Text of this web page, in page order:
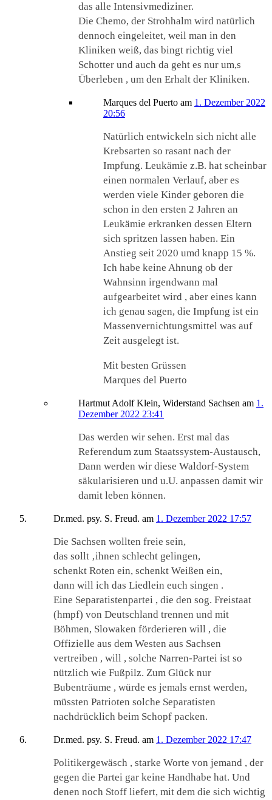
das alle Intensivmediziner.
Die Chemo, der Strohhalm wird natürlich
dennoch eingeleitet, weil man in den
Kliniken weiß, das bingt richtig viel
Schotter und auch da geht es nur um,s
Überleben , um den Erhalt der Kliniken.
Marques del Puerto am 1. Dezember 2022
20:56
Natürlich entwickeln sich nicht alle
Krebsarten so rasant nach der
Impfung. Leukämie z.B. hat scheinbar
einen normalen Verlauf, aber es
werden viele Kinder geboren die
schon in den ersten 2 Jahren an
Leukämie erkranken dessen Eltern
sich spritzen lassen haben. Ein
Anstieg seit 2020 umd knapp 15 %.
Ich habe keine Ahnung ob der
Wahnsinn irgendwann mal
aufgearbeitet wird , aber eines kann
ich genau sagen, die Impfung ist ein
Massenvernichtungsmittel was auf
Zeit ausgelegt ist.
Mit besten Grüssen
Marques del Puerto
Hartmut Adolf Klein, Widerstand Sachsen am 1.
Dezember 2022 23:41
Das werden wir sehen. Erst mal das
Referendum zum Staatssystem-Austausch,
Dann werden wir diese Waldorf-System
säkularisieren und u.U. anpassen damit wir
damit leben können.
Dr.med. psy. S. Freud. am 1. Dezember 2022 17:57
Die Sachsen wollten freie sein,
das sollt ‚ihnen schlecht gelingen,
schenkt Roten ein, schenkt Weißen ein,
dann will ich das Liedlein euch singen .
Eine Separatistenpartei , die den sog. Freistaat
(hmpf) von Deutschland trennen und mit
Böhmen, Slowaken förderieren will , die
Offizielle aus dem Westen aus Sachsen
vertreiben , will , solche Narren-Partei ist so
nützlich wie Fußpilz. Zum Glück nur
Bubenträume , würde es jemals ernst werden,
müssten Patrioten solche Separatisten
nachdrücklich beim Schopf packen.
Dr.med. psy. S. Freud. am 1. Dezember 2022 17:47
Politikergewäsch , starke Worte von jemand , der
gegen die Partei gar keine Handhabe hat. Und
denen noch Stoff liefert, mit dem die sich wichtig